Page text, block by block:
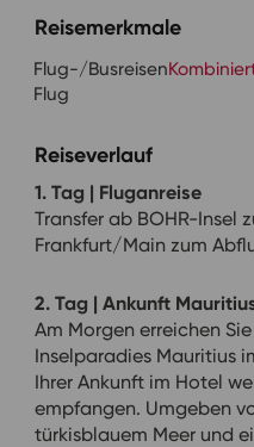
Reisemerkmale
Flug-/Busreisen
Flug
Reiseverlauf
1. Tag | Fluganreise
Transfer ab BOHR-Insel
Frankfurt/Main zum
2. Tag | Ankunft
Am Morgen erreichen
Inselparadies Mauritius
Ihrer Ankunft im Hotel
empfangen. Umgeben
türkisblauem Meer und